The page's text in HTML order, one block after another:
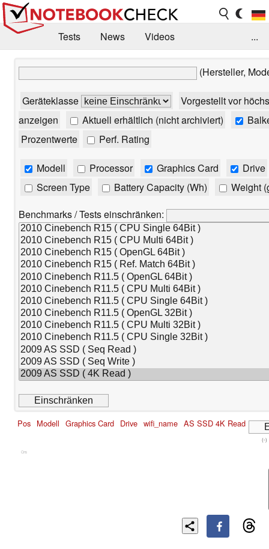
Tests News
Videos
Forum
...
(Hersteller,
Geräteklasse
Vorgestellt vor
anzeigen
Aktuell erhältlich (nicht archiviert)
Prozentwerte
Perf. Rating
Modell Processor Graphics Card
Drive
Screen Type
Battery Capacity (Wh)
Weight
Benchmarks / Tests einschränken:
Pos Modell Graphics Card Drive wifi_name AS SSD 4K Read
(-)
Cns